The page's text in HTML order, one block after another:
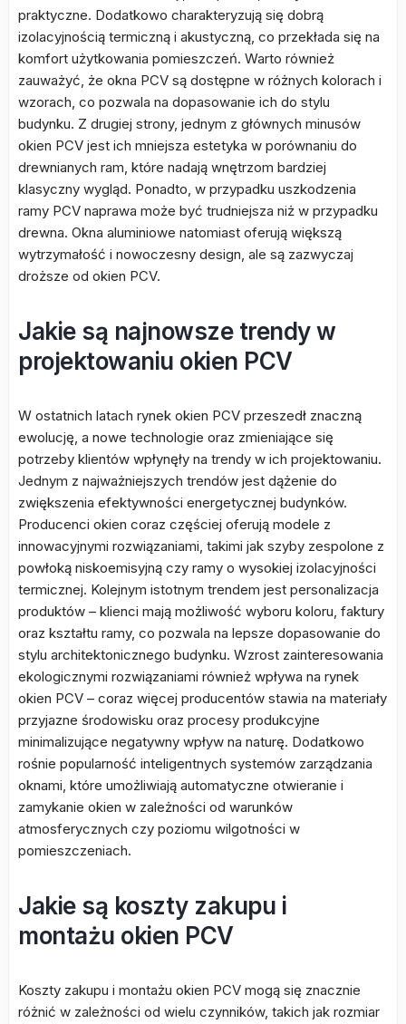
praktyczne. Dodatkowo charakteryzują się dobrą
izolacyjnością termiczną i akustyczną, co przekłada się na
komfort użytkowania pomieszczeń. Warto również
zauważyć, że okna PCV są dostępne w różnych kolorach i
wzorach, co pozwala na dopasowanie ich do stylu
budynku. Z drugiej strony, jednym z głównych minusów
okien PCV jest ich mniejsza estetyka w porównaniu do
drewnianych ram, które nadają wnętrzom bardziej
klasyczny wygląd. Ponadto, w przypadku uszkodzenia
ramy PCV naprawa może być trudniejsza niż w przypadku
drewna. Okna aluminiowe natomiast oferują większą
wytrzymałość i nowoczesny design, ale są zazwyczaj
droższe od okien PCV.
Jakie są najnowsze trendy w
projektowaniu okien PCV
W ostatnich latach rynek okien PCV przeszedł znaczną
ewolucję, a nowe technologie oraz zmieniające się
potrzeby klientów wpłynęły na trendy w ich projektowaniu.
Jednym z najważniejszych trendów jest dążenie do
zwiększenia efektywności energetycznej budynków.
Producenci okien coraz częściej oferują modele z
innowacyjnymi rozwiązaniami, takimi jak szyby zespolone z
powłoką niskoemisyjną czy ramy o wysokiej izolacyjności
termicznej. Kolejnym istotnym trendem jest personalizacja
produktów – klienci mają możliwość wyboru koloru, faktury
oraz kształtu ramy, co pozwala na lepsze dopasowanie do
stylu architektonicznego budynku. Wzrost zainteresowania
ekologicznymi rozwiązaniami również wpływa na rynek
okien PCV – coraz więcej producentów stawia na materiały
przyjazne środowisku oraz procesy produkcyjne
minimalizujące negatywny wpływ na naturę. Dodatkowo
rośnie popularność inteligentnych systemów zarządzania
oknami, które umożliwiają automatyczne otwieranie i
zamykanie okien w zależności od warunków
atmosferycznych czy poziomu wilgotności w
pomieszczeniach.
Jakie są koszty zakupu i
montażu okien PCV
Koszty zakupu i montażu okien PCV mogą się znacznie
różnić w zależności od wielu czynników, takich jak rozmiar